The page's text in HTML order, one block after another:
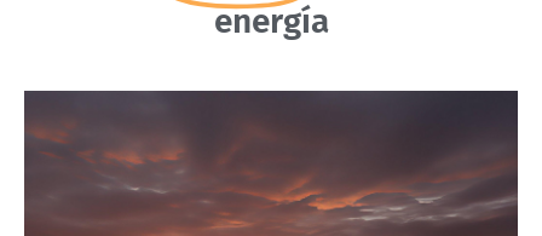
energía